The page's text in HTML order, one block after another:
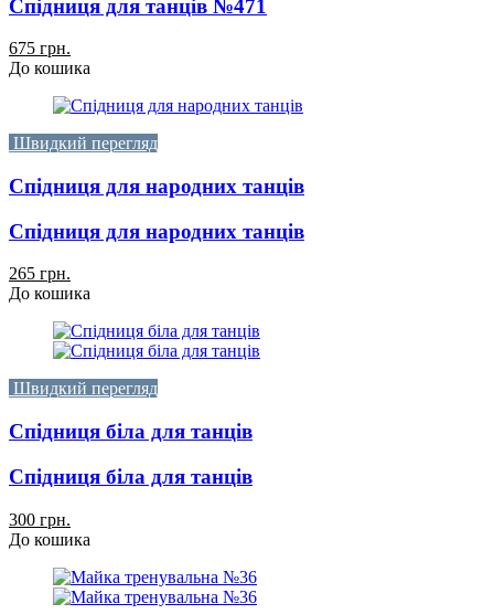
Спідниця для танців №471
675 грн.
До кошика
Швидкий перегляд
Спідниця для народних танців
Спідниця для народних танців
265 грн.
До кошика
Швидкий перегляд
Спідниця біла для танців
Спідниця біла для танців
300 грн.
До кошика